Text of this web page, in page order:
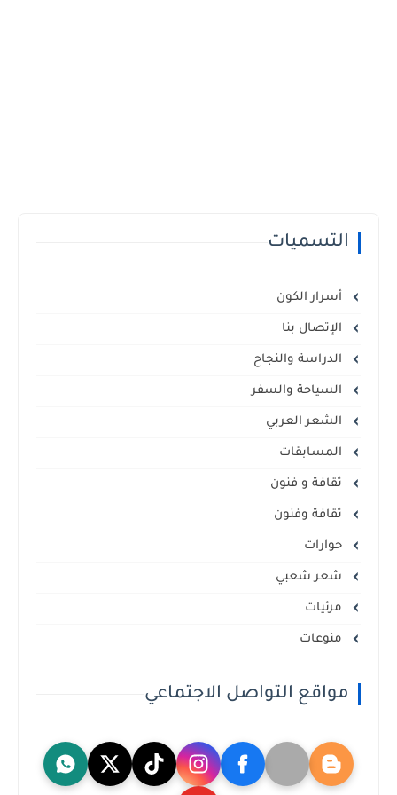
التسميات
أسرار الكون
الإتصال بنا
الدراسة والنجاح
السياحة والسفر
الشعر العربي
المسابقات
ثقافة و فنون
ثقافة وفنون
حوارات
شعر شعبي
مرئيات
منوعات
مواقع التواصل الاجتماعي